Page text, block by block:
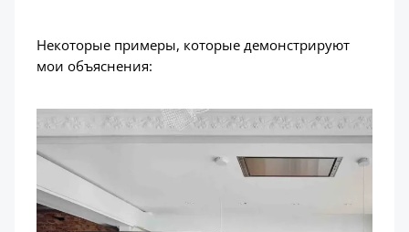
Некоторые примеры, которые демонстрируют
мои объяснения: